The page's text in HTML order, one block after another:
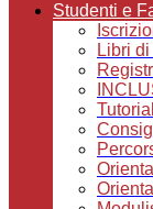
Studenti e
Libri